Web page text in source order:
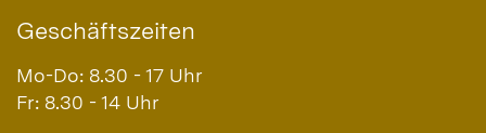
Geschäftszeiten
Mo-Do: 8.30 - 17 Uhr
Fr: 8.30 - 14 Uhr